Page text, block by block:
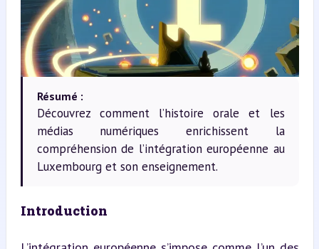
Résumé :
Découvrez comment l’histoire orale et les
médias numériques enrichissent la
compréhension de l’intégration européenne au
Luxembourg et son enseignement.
Introduction